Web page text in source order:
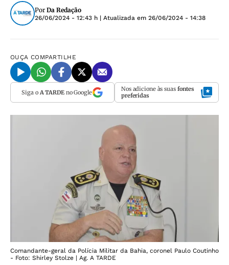
Por Da Redação
26/06/2024 - 12:43 h | Atualizada em 26/06/2024 - 14:38
OUÇA COMPARTILHE
Siga o A TARDEno Google Nos adicione às suas fontes
preferidas
Comandante-geral da Polícia Militar da Bahia, coronel Paulo Coutinho
- Foto: Shirley Stolze | Ag. A TARDE